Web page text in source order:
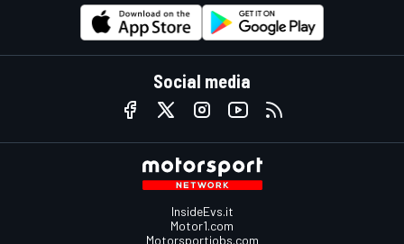
Social media
InsideEvs.it
Motor1.com
Motorsportjobs.com